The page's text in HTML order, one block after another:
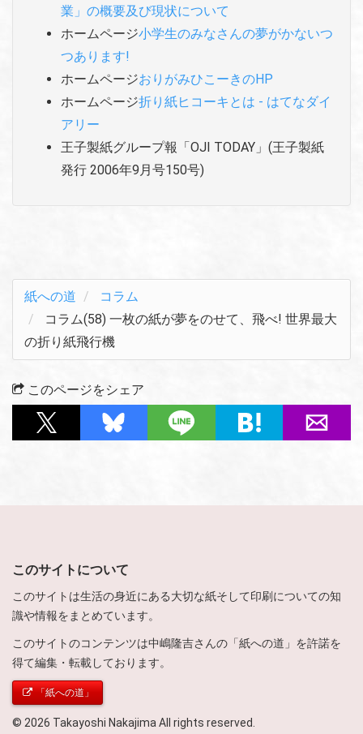
業」の概要及び現状について
ホームページ小学生のみなさんの夢がかないつ
つあります!
ホームページおりがみひこーきのHP
ホームページ折り紙ヒコーキとは - はてなダイ
アリー
王子製紙グループ報「OJI TODAY」(王子製紙
発行 2006年9月号150号)
紙への道
コラム
コラム(58) 一枚の紙が夢をのせて、飛べ! 世界最大
の折り紙飛行機
このページをシェア
このサイトについて
このサイトは生活の身近にある大切な紙そして印刷についての知
識や情報をまとめています。
このサイトのコンテンツは中嶋隆吉さんの「紙への道」を許諾を
得て編集・転載しております。
「紙への道」
© 2026 Takayoshi Nakajima All rights reserved.